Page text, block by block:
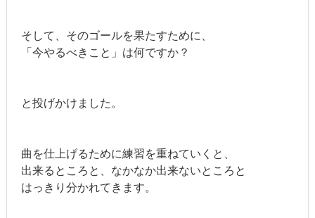
そして、そのゴールを果たすために、
「今やるべきこと」は何ですか？
と投げかけました。
曲を仕上げるために練習を重ねていくと、
出来るところと、なかなか出来ないところと
はっきり分かれてきます。